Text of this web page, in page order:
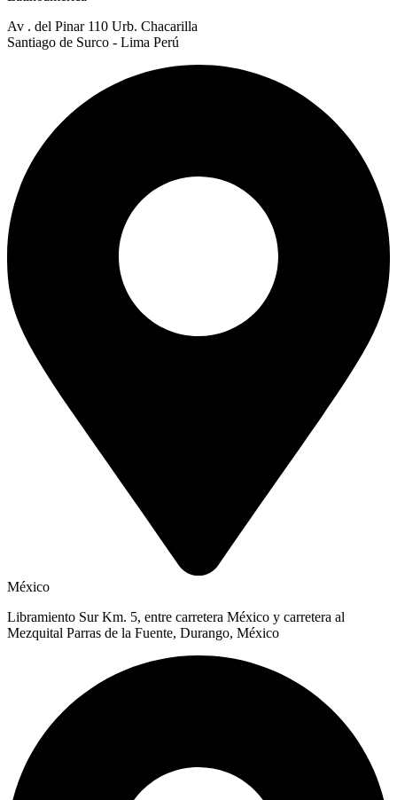
Av . del Pinar 110 Urb. Chacarilla
Santiago de Surco - Lima Perú
México
Libramiento Sur Km. 5, entre carretera México y carretera al
Mezquital Parras de la Fuente, Durango, México